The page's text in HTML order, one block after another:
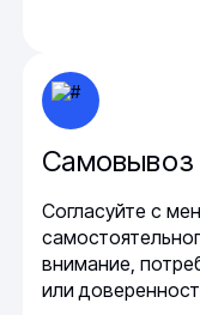
Самовывоз
Согласуйте с
внимание,
или